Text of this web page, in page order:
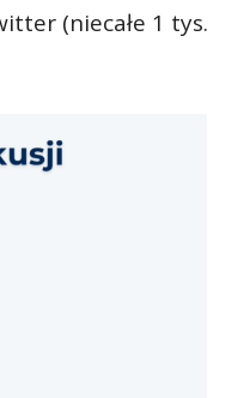
(niecałe 1 tys.